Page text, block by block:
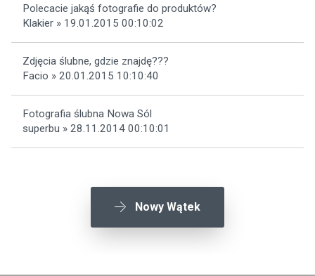
Polecacie jakąś fotografie do produktów?
Klakier » 19.01.2015 00:10:02
Zdjęcia ślubne, gdzie znajdę???
Facio » 20.01.2015 10:10:40
Fotografia ślubna Nowa Sól
superbu » 28.11.2014 00:10:01
Nowy Wątek